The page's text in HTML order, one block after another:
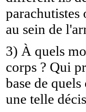
parachutistes
au sein de
3) À quels
corps ? Qui
base de
une telle